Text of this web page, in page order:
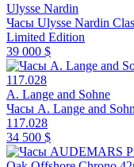
Ulysse Nardin
Часы Ulysse Nardin
Limited Edition
39 000 $
A. Lange and Sohne
Часы A. Lange and
117.028
34 500 $